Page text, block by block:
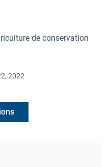
de conservation
2022